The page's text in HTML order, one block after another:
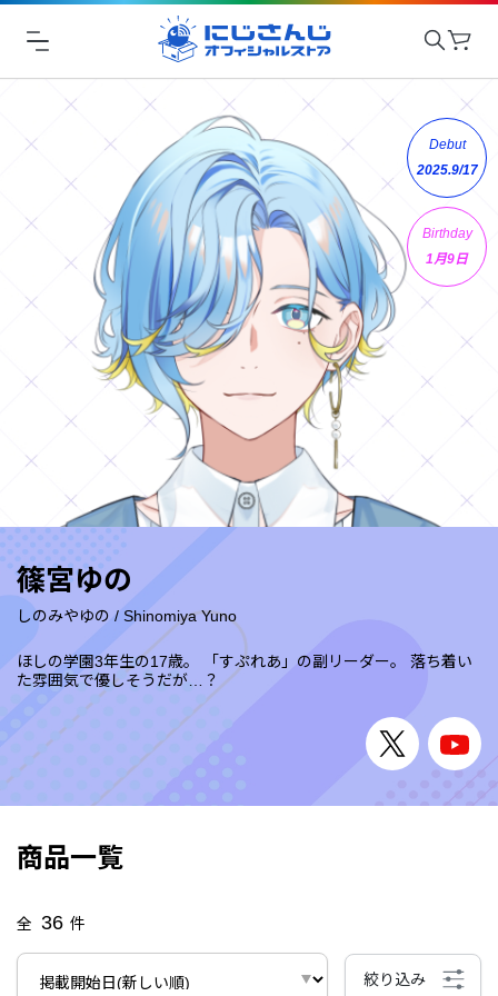
篠宮ゆの
しのみやゆの / Shinomiya Yuno
ほしの学園3年生の17歳。 「すぷれあ」の副リーダー。 落ち着い
た雰囲気で優しそうだが…？
Debut
2025.9/17
Birthday
1月9日
商品一覧
全 36 件
絞り込み